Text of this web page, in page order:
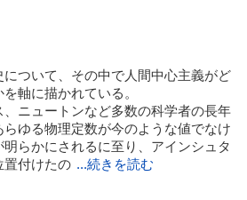
ついて、その中で人間中心主義がど
軸に描かれている。
ニュートンなど多数の科学者の長年
ゆる物理定数が今のような値でなけ
らかにされるに至り、アインシュタ
置付けたの ...続きを読む